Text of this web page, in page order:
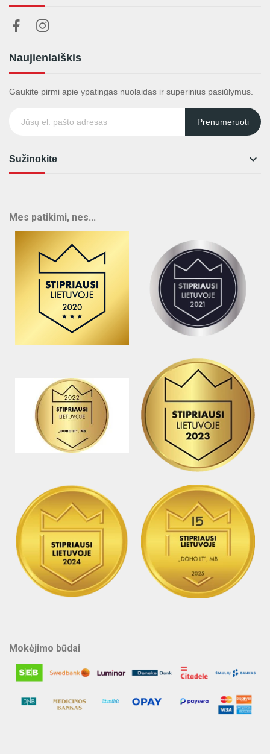
Naujienlaiškis
Gaukite pirmi apie ypatingas nuolaidas ir superinius pasiūlymus.
Prenumeruoti
Sužinokite 
Mes patikimi, nes...
Mokėjimo būdai